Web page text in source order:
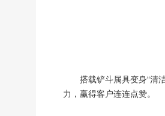
搭载铲斗属具变身“清
力，赢得客户连连点赞。